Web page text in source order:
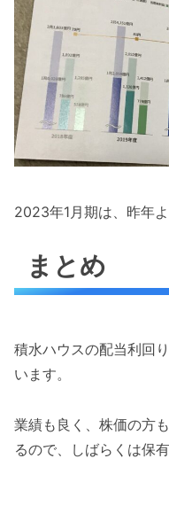
2023年1月期は、昨年
まとめ
積水ハウスの配当利回
います。
業績も良く、株価の方
るので、しばらくは保